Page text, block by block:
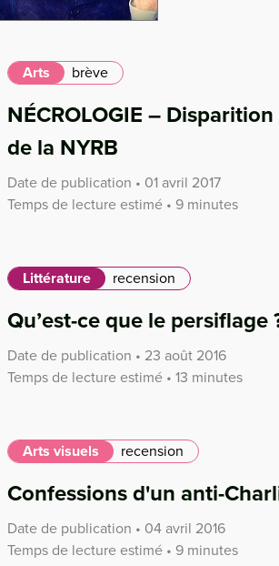
Arts brève
NÉCROLOGIE –
de la NYRB
Date de publication • 01 avril 2017
Temps de lecture estimé • 9 minutes
Littérature recension
Qu’est-ce que le persiflage
Date de publication • 23 août 2016
Temps de lecture estimé • 13 minutes
Arts visuels recension
Confessions d'un anti-
Date de publication • 04 avril 2016
Temps de lecture estimé • 9 minutes